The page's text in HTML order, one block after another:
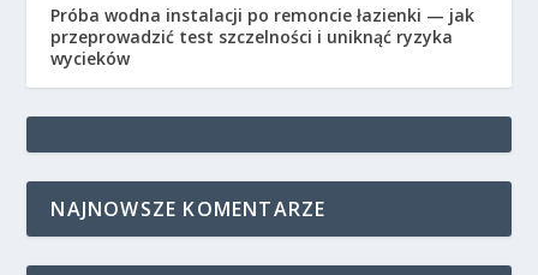
Próba wodna instalacji po remoncie łazienki — jak
przeprowadzić test szczelności i uniknąć ryzyka
wycieków
NAJNOWSZE KOMENTARZE